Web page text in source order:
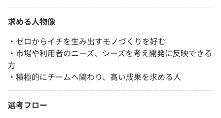
求める人物像
・ゼロからイチを生み出すモノづくりを好む
・市場や利用者のニーズ、シーズを考え開発に反映できる
方
・積極的にチームへ関わり、高い成果を求める人
選考フロー